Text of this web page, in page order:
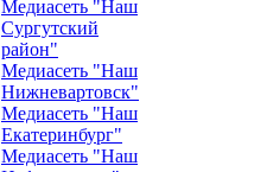
Медиасеть "Наш
Сургутский
район"
Медиасеть "Наш
Нижневартовск"
Медиасеть "Наш
Екатеринбург"
Медиасеть "Наш